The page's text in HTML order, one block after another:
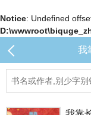
Notice: Undefined
我